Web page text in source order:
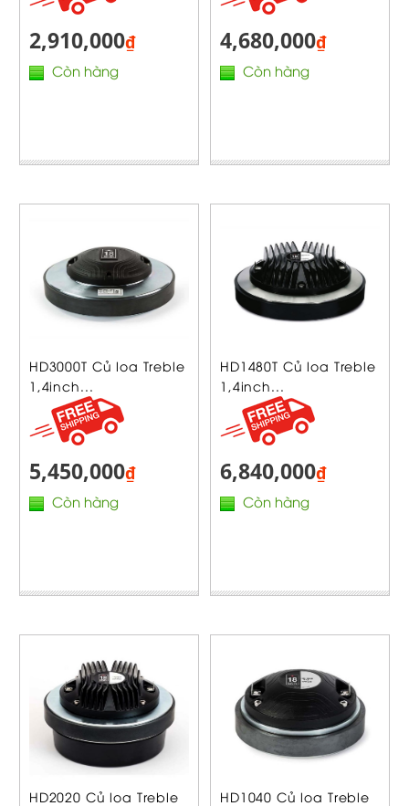
2,910,000₫
Còn hàng
4,680,000₫
Còn hàng
HD3000T Củ loa Treble
1,4inch...
5,450,000₫
Còn hàng
HD1480T Củ loa Treble
1,4inch...
6,840,000₫
Còn hàng
HD2020 Củ loa Treble
HD1040 Củ loa Treble